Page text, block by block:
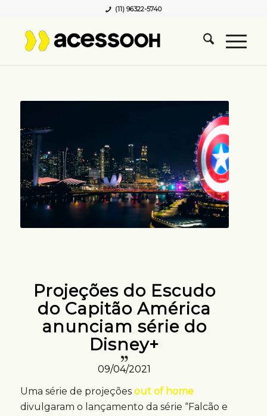
(11) 96322-5740
Projeções do Escudo
do Capitão América
anunciam série do
Disney+
09/04/2021
Uma série de projeções out of home
divulgaram o lançamento da série “Falcão e